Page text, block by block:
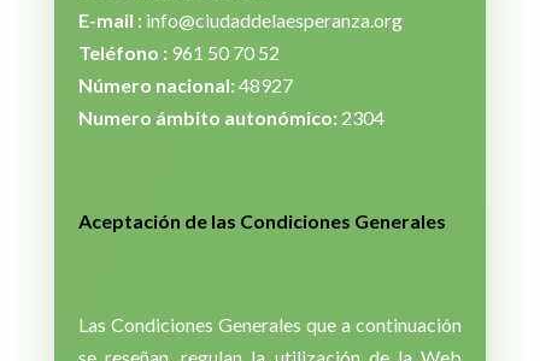
E-mail : info@ciudaddelaesperanza.org
Teléfono :961 50 70 52
Número nacional:48927
Numero ámbito autonómico:2304
Aceptación de las Condiciones Generales
Las Condiciones Generales que a continuación